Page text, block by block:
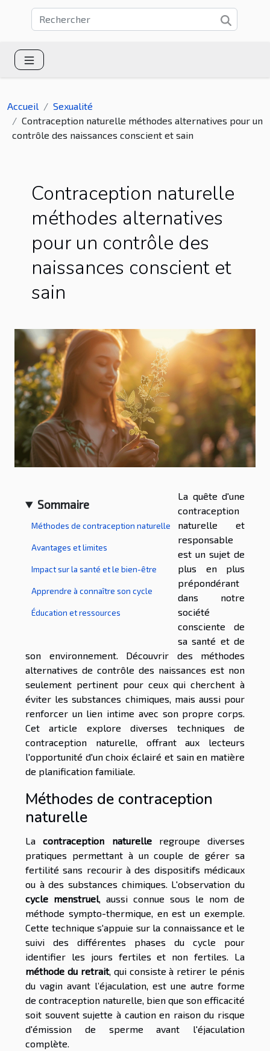
Accueil
Sexualité
Contraception naturelle méthodes alternatives pour un
contrôle des naissances conscient et sain
Contraception naturelle
méthodes alternatives
pour un contrôle des
naissances conscient et
sain
Sommaire
Méthodes de contraception naturelle
Avantages et limites
Impact sur la santé et le bien-être
Apprendre à connaître son cycle
Éducation et ressources
La quête d'une
contraception
naturelle et
responsable
est un sujet de
plus en plus
prépondérant
dans notre
société
consciente de
sa santé et de
son environnement. Découvrir des méthodes
alternatives de contrôle des naissances est non
seulement pertinent pour ceux qui cherchent à
éviter les substances chimiques, mais aussi pour
renforcer un lien intime avec son propre corps.
Cet article explore diverses techniques de
contraception naturelle, offrant aux lecteurs
l'opportunité d'un choix éclairé et sain en matière
de planification familiale.
Méthodes de contraception
naturelle
Lacontraception naturelleregroupe diverses
pratiques permettant à un couple de gérer sa
fertilité sans recourir à des dispositifs médicaux
ou à des substances chimiques. L'observation du
cycle menstruel, aussi connue sous le nom de
méthode sympto-thermique, en est un exemple.
Cette technique s'appuie sur la connaissance et le
suivi des différentes phases du cycle pour
identifier les jours fertiles et non fertiles. La
méthode du retrait, qui consiste à retirer le pénis
du vagin avant l’éjaculation, est une autre forme
de contraception naturelle, bien que son efficacité
soit souvent sujette à caution en raison du risque
d'émission de sperme avant l'éjaculation
complète.